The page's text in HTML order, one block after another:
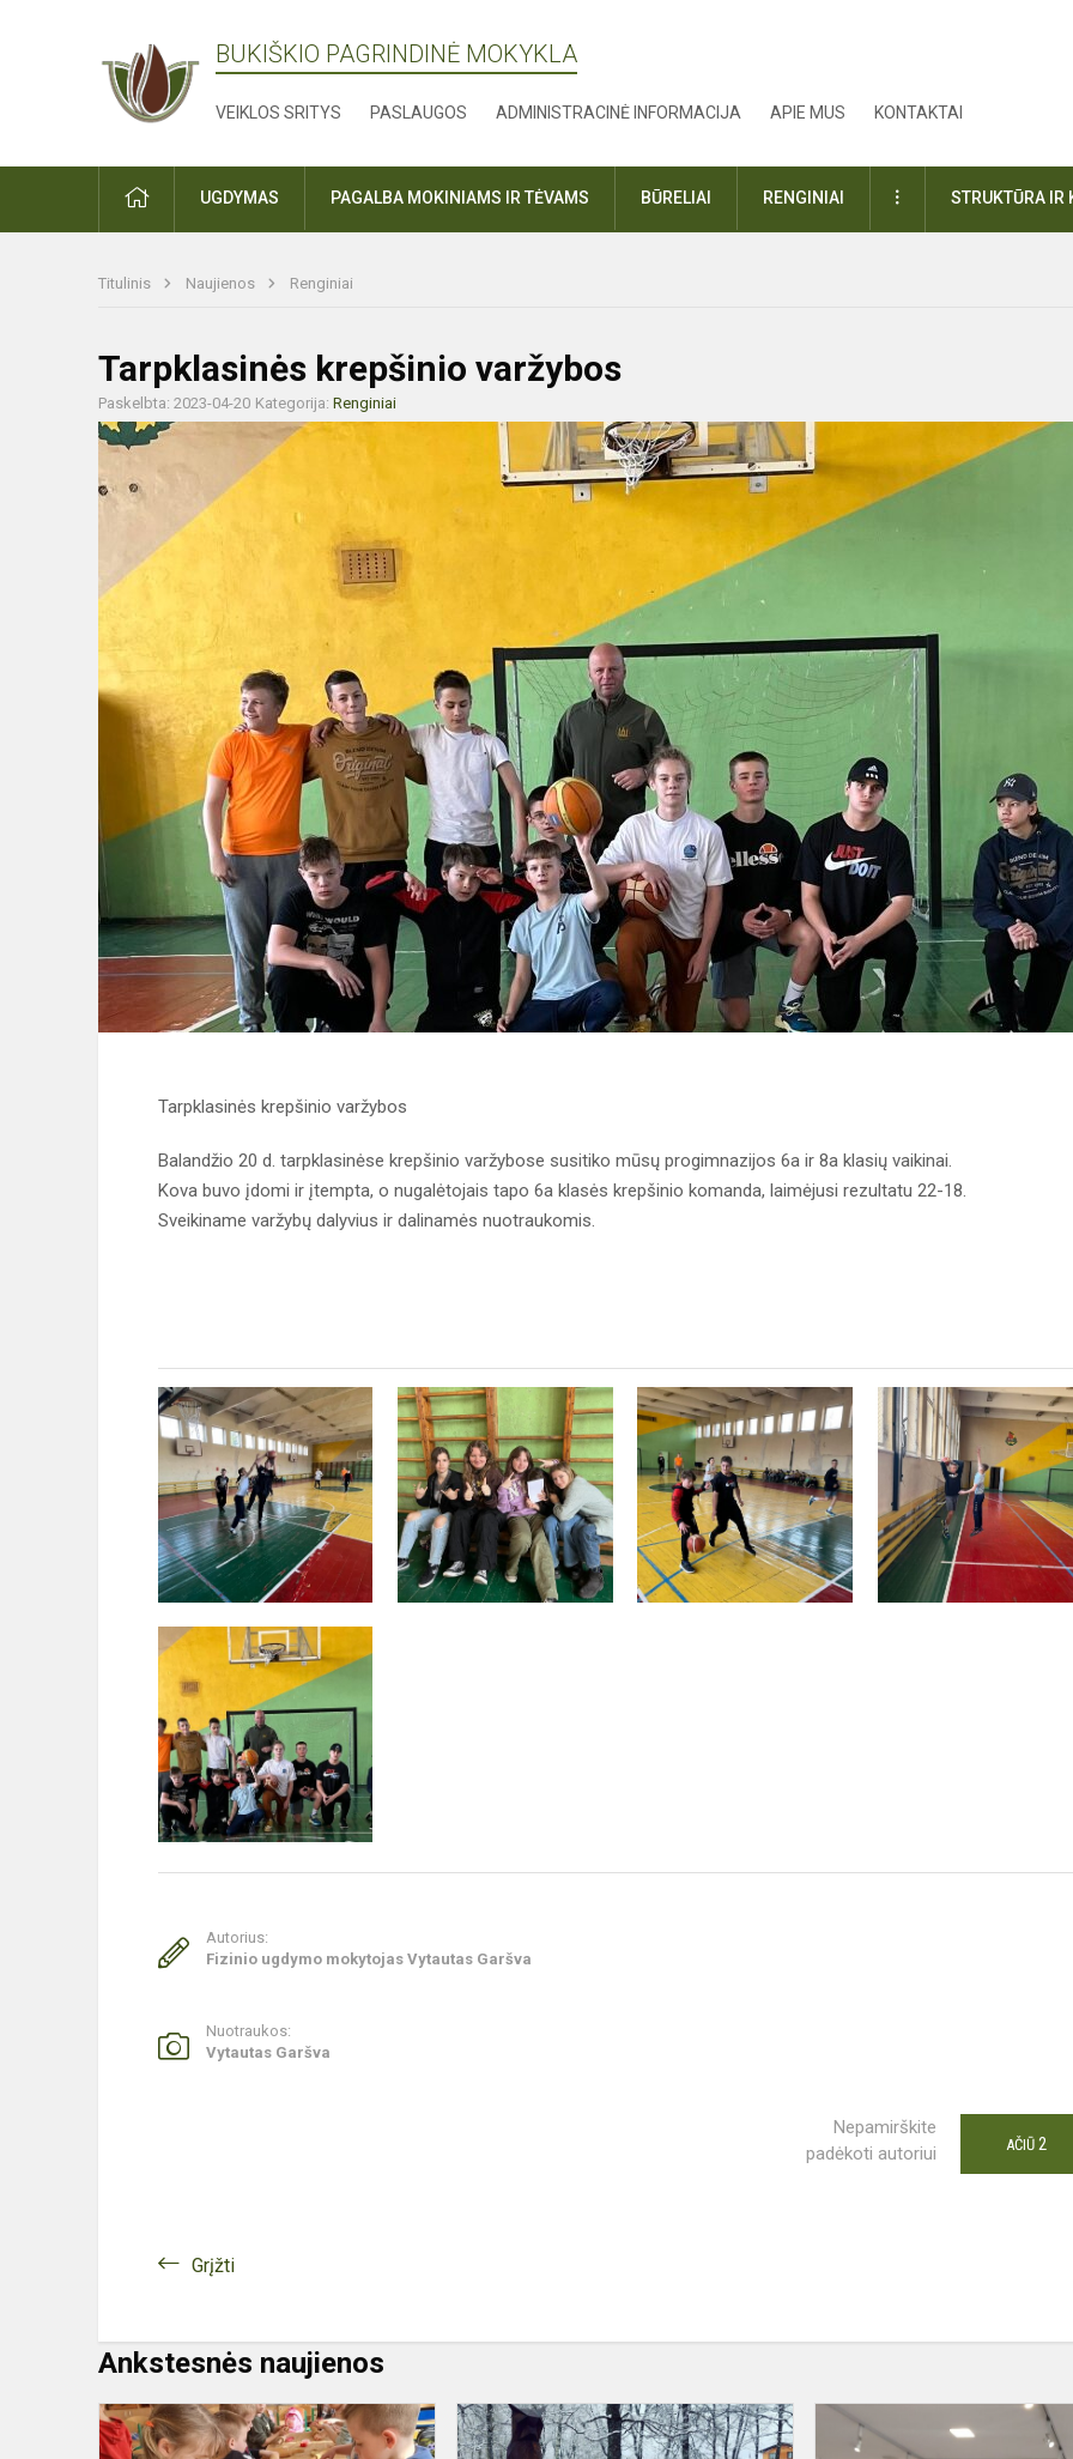
BUKIŠKIO PAGRINDINĖ MOKYKLA
VEIKLOS SRITYS PASLAUGOS ADMINISTRACINĖ INFORMACIJA APIE MUS KONTAKTAI
PRADŽIAUGDYMAS PAGALBA MOKINIAMS IR TĖVAMS BŪRELIAI RENGINIAI DAUGIAUSTRUKTŪRA IR
Titulinis Naujienos Renginiai
Tarpklasinės krepšinio varžybos
Paskelbta: 2023-04-20 Kategorija: Renginiai
Tarpklasinės krepšinio varžybos
Balandžio 20 d. tarpklasinėse krepšinio varžybose susitiko mūsų progimnazijos 6a ir 8a klasių vaikinai.
Kova buvo įdomi ir įtempta, o nugalėtojais tapo 6a klasės krepšinio komanda, laimėjusi rezultatu 22-18.
Sveikiname varžybų dalyvius ir dalinamės nuotraukomis.
Autorius:
Fizinio ugdymo mokytojas Vytautas Garšva
Nuotraukos:
Vytautas Garšva
Nepamirškite
padėkoti autoriui
AČIŪ 2
Grįžti
Ankstesnės naujienos
Bukiškio
progimnazijos
„BŪK
KIŠKELIU